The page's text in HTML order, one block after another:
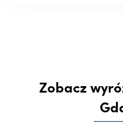
Zobacz